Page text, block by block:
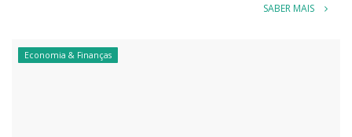
SABER MAIS
Economia & Finanças